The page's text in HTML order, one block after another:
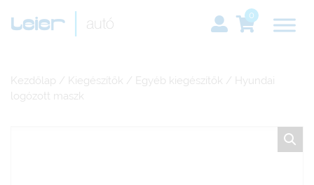
0
Kezdőlap / Kiegészítők / Egyéb kiegészítők / Hyundai
logózott maszk